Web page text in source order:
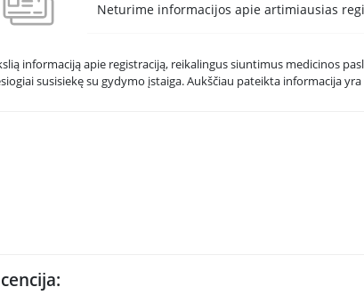
Neturime informacijos apie artimiausias
informaciją apie registraciją, reikalingus siuntimus medicinos
susisiekę su gydymo įstaiga. Aukščiau pateikta informacija